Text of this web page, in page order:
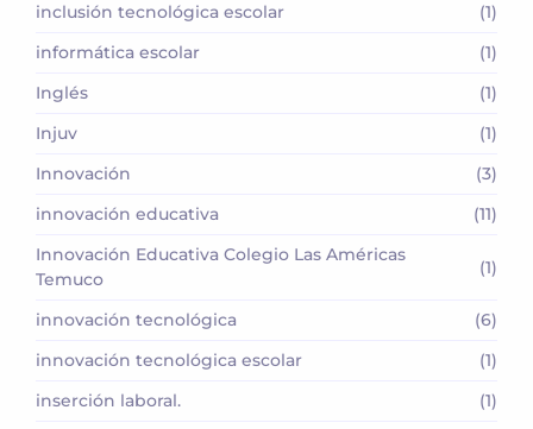
inclusión tecnológica escolar
(1)
informática escolar
(1)
Inglés
(1)
Injuv
(1)
Innovación
(3)
innovación educativa
(11)
Innovación Educativa Colegio Las Américas
Temuco
(1)
innovación tecnológica
(6)
innovación tecnológica escolar
(1)
inserción laboral.
(1)